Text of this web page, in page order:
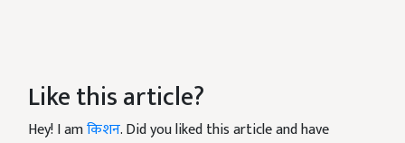
Like this article?
Hey! I amकिशन. Did you liked this article and have